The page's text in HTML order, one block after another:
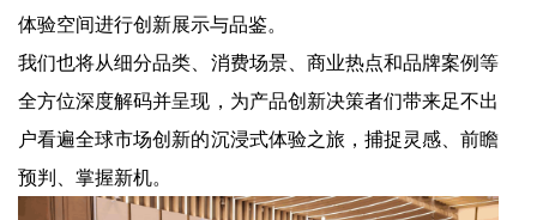
体验空间进行创新展示与品鉴。
我们也将从细分品类、消费场景、商业热点和品牌案例等
全方位深度解码并呈现，为产品创新决策者们带来足不出
户看遍全球市场创新的沉浸式体验之旅，捕捉灵感、前瞻
预判、掌握新机。